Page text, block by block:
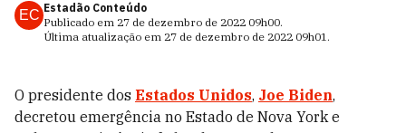
EC Estadão Conteúdo
Publicado em 27 de dezembro de 2022 09h00.
Última atualização em 27 de dezembro de 2022 09h01.
O presidente dos Estados Unidos, Joe Biden,
decretou emergência no Estado de Nova York e